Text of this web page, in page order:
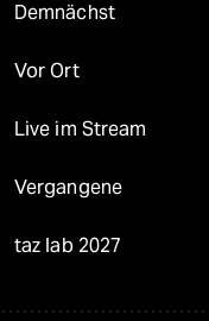
Demnächst
Vor Ort
Live im Stream
Vergangene
taz lab 2027